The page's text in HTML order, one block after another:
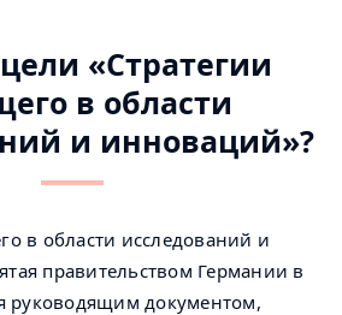
«Стратегии
в области
и инноваций»?
в области исследований и
правительством Германии в
руководящим документом,